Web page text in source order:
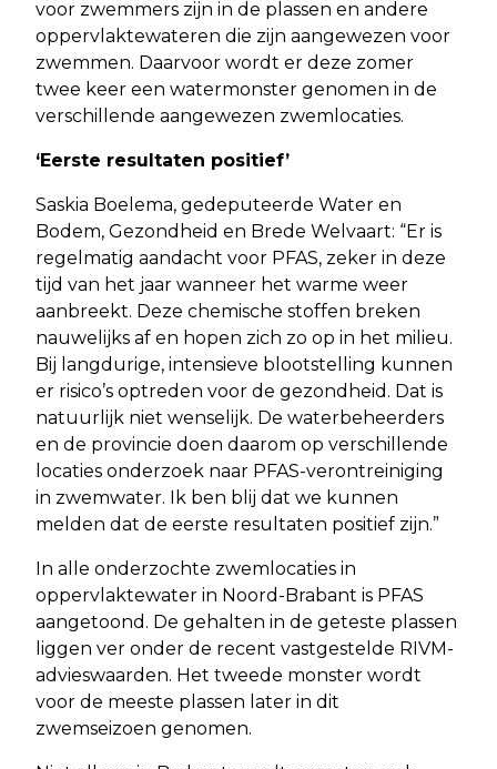
voor zwemmers zijn in de plassen en andere
oppervlaktewateren die zijn aangewezen voor
zwemmen. Daarvoor wordt er deze zomer
twee keer een watermonster genomen in de
verschillende aangewezen zwemlocaties.
‘Eerste resultaten positief’
Saskia Boelema, gedeputeerde Water en
Bodem, Gezondheid en Brede Welvaart: “Er is
regelmatig aandacht voor PFAS, zeker in deze
tijd van het jaar wanneer het warme weer
aanbreekt. Deze chemische stoffen breken
nauwelijks af en hopen zich zo op in het milieu.
Bij langdurige, intensieve blootstelling kunnen
er risico’s optreden voor de gezondheid. Dat is
natuurlijk niet wenselijk. De waterbeheerders
en de provincie doen daarom op verschillende
locaties onderzoek naar PFAS-verontreiniging
in zwemwater. Ik ben blij dat we kunnen
melden dat de eerste resultaten positief zijn.”
In alle onderzochte zwemlocaties in
oppervlaktewater in Noord-Brabant is PFAS
aangetoond. De gehalten in de geteste plassen
liggen ver onder de recent vastgestelde RIVM-
advieswaarden. Het tweede monster wordt
voor de meeste plassen later in dit
zwemseizoen genomen.